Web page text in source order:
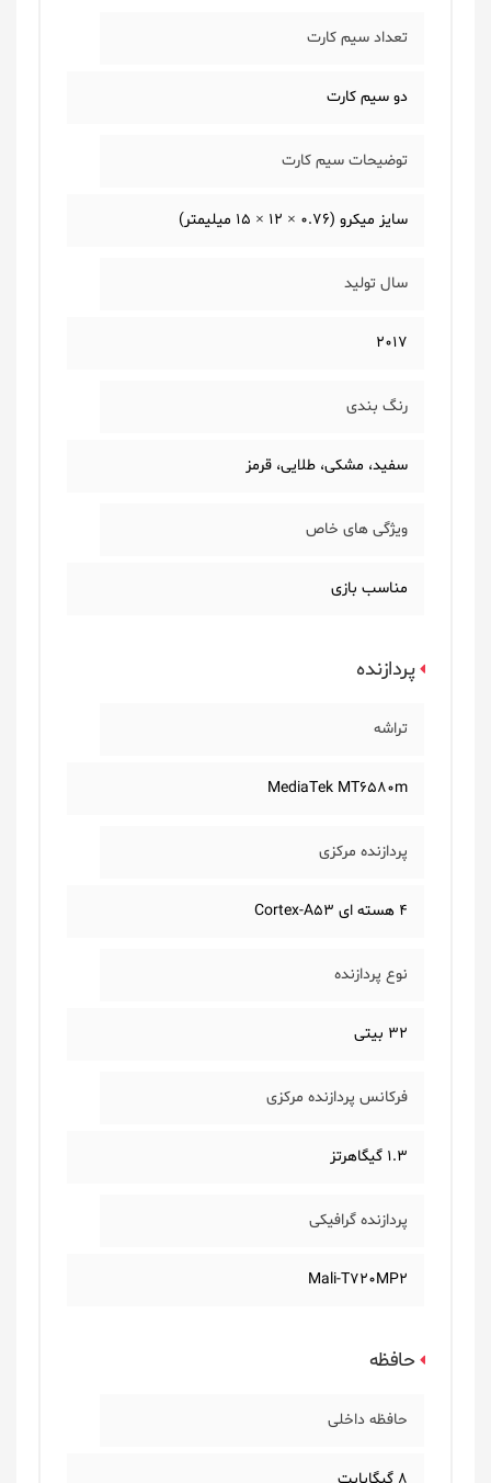
تعداد سیم کارت
دو سیم کارت
توضیحات سیم کارت
سایز میکرو (0.76 × 12 × 15 میلیمتر)
سال تولید
2017
رنگ بندی
سفید، مشکی، طلایی، قرمز
ویژگی های خاص
مناسب بازی
پردازنده
تراشه
MediaTek MT6580m
پردازنده مرکزی
4 هسته ای Cortex-A53
نوع پردازنده
32 بیتی
فرکانس پردازنده مرکزی
1.3 گیگاهرتز
پردازنده گرافیکی
Mali-T720MP2
حافظه
حافظه داخلی